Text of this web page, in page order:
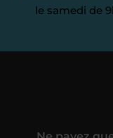
le samedi de